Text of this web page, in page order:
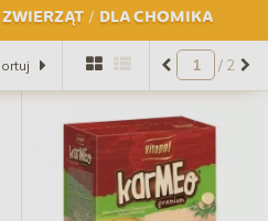
/ DLA CHOMIKA
/ 2